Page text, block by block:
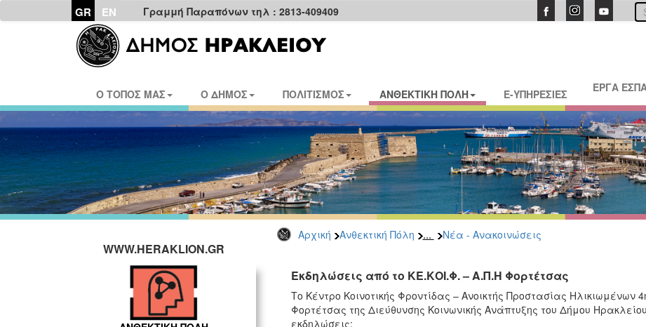
GR EN Γραμμή Παραπόνων τηλ : 2813-409409
Ο ΤΟΠΟΣ ΜΑΣ Ο ΔΗΜΟΣ ΠΟΛΙΤΙΣΜΟΣ ΑΝΘΕΚΤΙΚΗ ΠΟΛΗ E-ΥΠΗΡΕΣΙΕΣ ΕΡΓΑ
Αρχική Ανθεκτική Πόλη ... Νέα - Ανακοινώσεις
WWW.HERAKLION.GR
Εκδηλώσεις από το ΚΕ.ΚΟΙ.Φ. – Α.Π.Η Φορτέτσας
Το Κέντρο Κοινοτικής Φροντίδας – Ανοικτής Προστασίας Ηλικιωμένων
Φορτέτσας της Διεύθυνσης Κοινωνικής Ανάπτυξης του Δήμου
εκδηλώσεις: